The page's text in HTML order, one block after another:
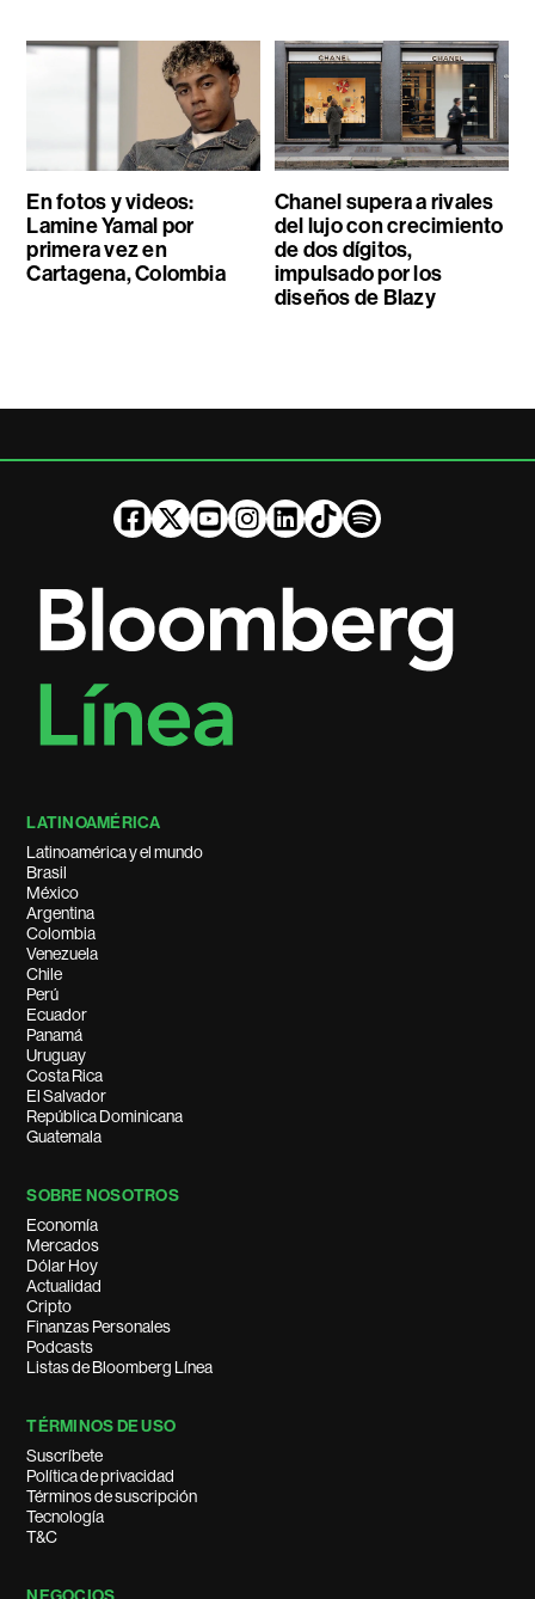
En fotos y videos:
Lamine Yamal por
primera vez en
Cartagena, Colombia
Chanel supera a rivales
del lujo con crecimiento
de dos dígitos,
impulsado por los
diseños de Blazy
LATINOAMÉRICA
Latinoamérica y el mundo
Brasil
México
Argentina
Colombia
Venezuela
Chile
Perú
Ecuador
Panamá
Uruguay
Costa Rica
El Salvador
República Dominicana
Guatemala
SOBRE NOSOTROS
Economía
Mercados
Dólar Hoy
Actualidad
Cripto
Finanzas Personales
Podcasts
Listas de Bloomberg Línea
TÉRMINOS DE USO
Suscríbete
Política de privacidad
Términos de suscripción
Tecnología
T&C